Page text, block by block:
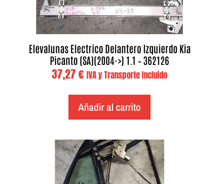
Elevalunas Electrico Delantero Izquierdo Kia
Picanto (SA)(2004->) 1.1 – 362126
37,27€ IVA y Transporte Incluido
Añadir al carrito